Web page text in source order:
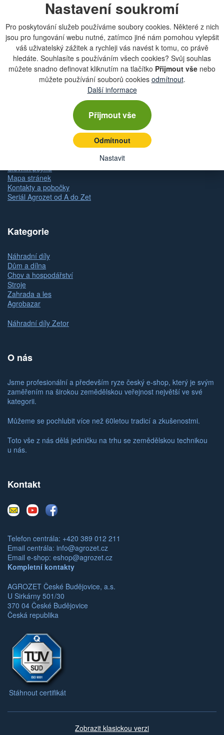
Nastavení soukromí
Pro poskytování služeb používáme soubory cookies. Některé z nich
jsou pro fungování webu nutné, zatímco jiné nám pomohou vylepšit
váš uživatelský zážitek a rychleji vás navést k tomu, co právě
hledáte. Souhlasíte s používáním všech cookies? Svůj souhlas
můžete snadno definovat kliknutím na tlačítko Přijmout vše nebo
můžete používání souborů cookies odmítnout.
Další informace
Přijmout vše
Odmítnout
Nastavit
Zobrazit aktuální newsletter
Rychlá navigace
Obchodní podmínky
Zásady ochrany osobních údajů (GDPR)
Odstoupení od kupní smlouvy
Slovník pojmů
Mapa stránek
Kontakty a pobočky
Seriál Agrozet od A do Zet
Kategorie
Náhradní díly
Dům a dílna
Chov a hospodářství
Stroje
Zahrada a les
Agrobazar
Náhradní díly Zetor
O nás
Jsme profesionální a především ryze český e-shop, který je svým
zaměřením na širokou zemědělskou veřejnost největší ve své
kategorii.
Můžeme se pochlubit více než 60letou tradicí a zkušenostmi.
Toto vše z nás dělá jedničku na trhu se zemědělskou technikou
u nás.
Kontakt
E-
mail
YoutubeFacebook
Telefon centrála: +420 389 012 211
Email centrála: info@agrozet.cz
Email e-shop: eshop@agrozet.cz
Kompletní kontakty
AGROZET České Budějovice, a.s.
U Sirkárny 501/30
370 04 České Budějovice
Česká republika
Stáhnout certifikát
Zobrazit klasickou verzi